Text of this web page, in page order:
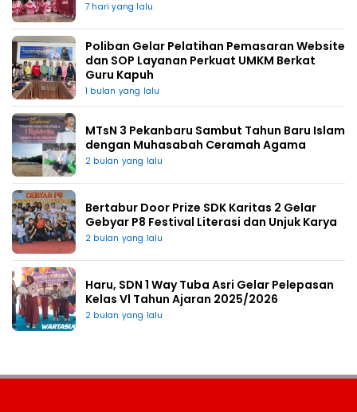
7 hari yang lalu
Poliban Gelar Pelatihan Pemasaran Website
dan SOP Layanan Perkuat UMKM Berkat
Guru Kapuh
1 bulan yang lalu
MTsN 3 Pekanbaru Sambut Tahun Baru Islam
dengan Muhasabah Ceramah Agama
2 bulan yang lalu
Bertabur Door Prize SDK Karitas 2 Gelar
Gebyar P8 Festival Literasi dan Unjuk Karya
2 bulan yang lalu
Haru, SDN 1 Way Tuba Asri Gelar Pelepasan
Kelas Vl Tahun Ajaran 2025/2026
2 bulan yang lalu